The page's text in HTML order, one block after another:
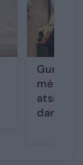
daržovei